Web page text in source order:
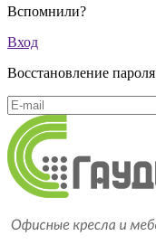
Вспомнили?
Вход
Восстановление пароля